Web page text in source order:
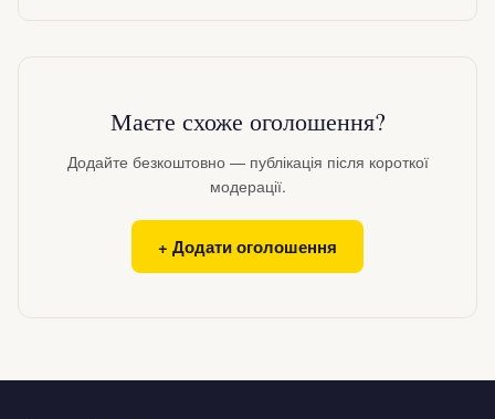
Маєте схоже оголошення?
Додайте безкоштовно — публікація після короткої
модерації.
+ Додати оголошення